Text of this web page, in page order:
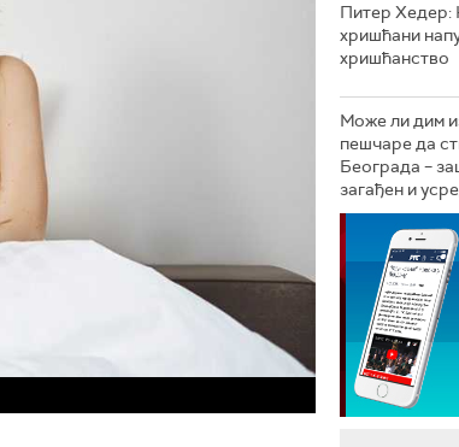
Питер Хедер:
хришћани
хришћанство
Може ли дим
пешчаре да
Београда –
загађен и